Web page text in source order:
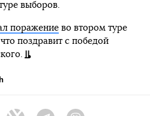
выборов.
поражениево втором туре
поздравит с победой